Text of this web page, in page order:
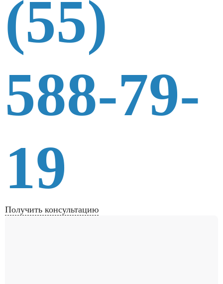
(55)
588-79-
19
Получить консультацию